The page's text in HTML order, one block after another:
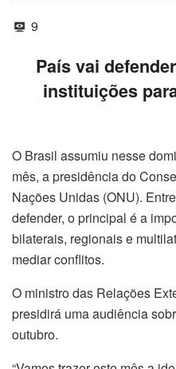
9
País vai
instituições
O Brasil assumiu nesse
mês, a presidência do
Nações Unidas (ONU).
defender, o principal é a
bilaterais, regionais e
mediar conflitos.
O ministro das Relações
presidirá uma audiência
outubro.